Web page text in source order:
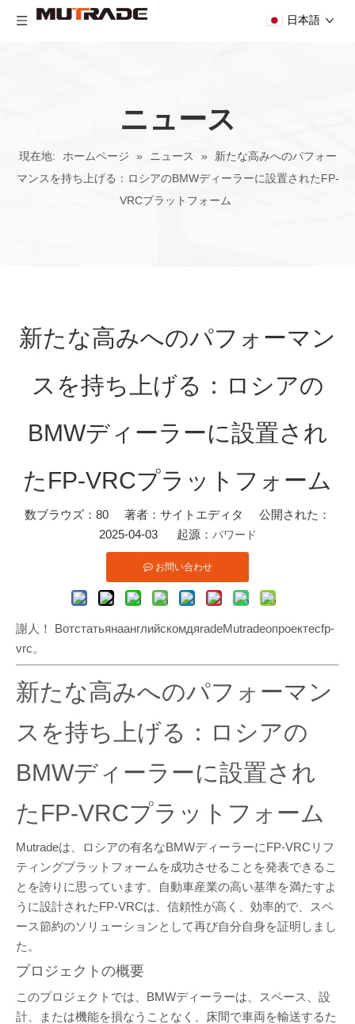
日本語
ニュース
現在地: ホームページ » ニュース »
新たな高みへのパフォー
マンスを持ち上げる：ロシアのBMWディーラーに設置されたFP-
VRCプラットフォーム
新たな高みへのパフォーマン
スを持ち上げる：ロシアの
BMWディーラーに設置され
たFP-VRCプラットフォーム
数ブラウズ： 80 著者：サイトエディタ 公開された：
2025-04-03 起源： パワード
お問い合わせ
謝人！ ВотстатьянаанглийскомдяradeMutradeопроектесfp-
vrc。
新たな高みへのパフォーマン
スを持ち上げる：ロシアの
BMWディーラーに設置され
たFP-VRCプラットフォーム
Mutradeは、ロシアの有名なBMWディーラーにFP-VRCリフ
ティングプラットフォームを成功させることを発表できるこ
とを誇りに思っています。自動車産業の高い基準を満たすよ
うに設計されたFP-VRCは、信頼性が高く、効率的で、スペ
ース節約のソリューションとして再び自分自身を証明しまし
た。
プロジェクトの概要
このプロジェクトでは、BMWディーラーは、スペース、設
計、または機能を損なうことなく、床間で車両を輸送するた